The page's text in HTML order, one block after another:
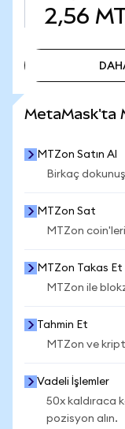
2,56
MetaMask'ta
MTZon Satın Al
Birkaç
MTZon Sat
MTZon
MTZon Takas Et
MTZon ile
Tahmin Et
MTZon ve
Vadeli İşlemler
50x kaldıraca
pozisyon alın.